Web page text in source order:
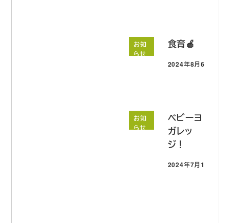
お知
らせ
食育🍎
投稿日
2024年8月6日
お知
らせ
ベビーヨ
ガレッ
ジ！
投稿日
2024年7月17日